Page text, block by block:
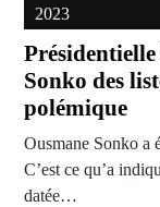
2023
Sonko des
polémique
Ousmane Sonko a
C’est ce qu’a
datée…